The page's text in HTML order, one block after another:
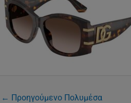
← Προηγούμενο Πολυμέσα